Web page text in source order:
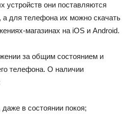
устройств они поставляются
для телефона их можно скачать
магазинах на iOS и Android.
за общим состоянием и
телефона. О наличии
даже в состоянии покоя;